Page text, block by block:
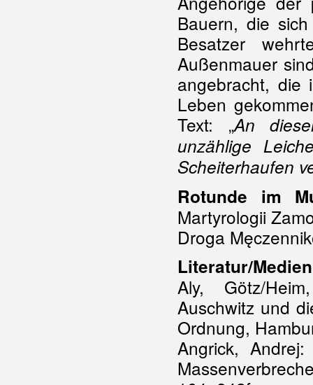
Bauern, die
Besatzer
Außenmauer
angebracht, die
Leben
Text: „An
unzählige
Scheiterhaufen
Rotunde im
Martyrologii
Droga
Literatur/Medien
Aly, Götz/
Auschwitz und
Ordnung,
Angrick,